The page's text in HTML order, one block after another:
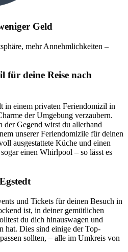
Geld
mehr Annehmlichkeiten –
für deine Reise nach
in einem privaten Feriendomizil in
der Umgebung verzaubern.
der Gegend wirst du allerhand
unserer Feriendomizile für deinen
ausgestattete Küche und einen
einen Whirlpool – so lässt es
und Tickets für deinen Besuch in
ist, in deiner gemütlichen
du dich hinauswagen und
hat. Dies sind einige der Top-
sollten, – alle im Umkreis von